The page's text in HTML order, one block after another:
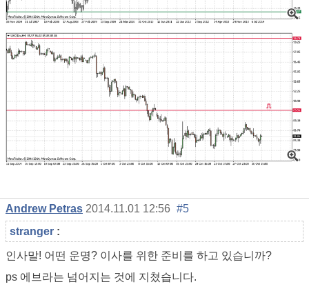
Andrew Petras 2014.11.01 12:56 #5
stranger :
인사말! 어떤 운명? 이사를 위한 준비를 하고 있습니까?
ps 에브라는 넘어지는 것에 지쳤습니다.